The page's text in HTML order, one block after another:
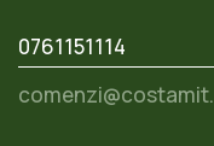
0761151114